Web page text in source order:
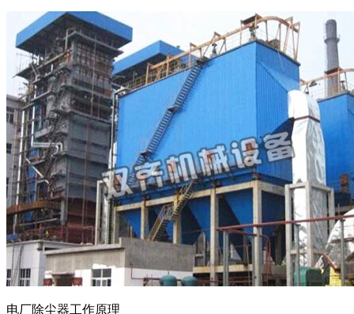
电厂除尘器工作原理